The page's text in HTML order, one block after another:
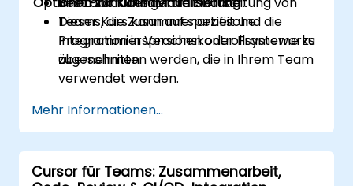
Teams, die Zusammenarbeit und die
Integration in Versionskontrollsysteme zu
übernehmen.
Dieser Kurs kann auf spezifische
Programmiersprachen oder Frameworks
zugeschnitten werden, die in Ihrem Team
verwendet werden.
Mehr Informationen...
Cursor für Teams: Zusammenarbeit,